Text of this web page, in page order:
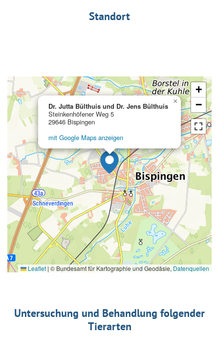
Standort
Dr. Jutta Bülthuis und Dr. Jens Bülthuis
Steinkenhöfener Weg 5
29646 Bispingen
mit Google Maps anzeigen
×
+
−
Leaflet | © Bundesamt für Kartographie und Geodäsie, Datenquellen
Untersuchung und Behandlung folgender
Tierarten